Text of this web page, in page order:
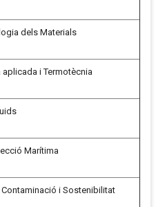
dels Materials
i Termotècnia
Marítima
Contaminació i Sostenibilitat